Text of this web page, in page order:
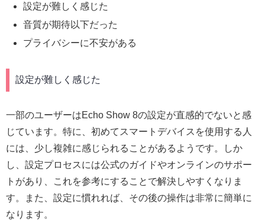
設定が難しく感じた
音質が期待以下だった
プライバシーに不安がある
設定が難しく感じた
一部のユーザーはEcho Show 8の設定が直感的でないと感
じています。特に、初めてスマートデバイスを使用する人
には、少し複雑に感じられることがあるようです。しか
し、設定プロセスには公式のガイドやオンラインのサポー
トがあり、これを参考にすることで解決しやすくなりま
す。また、設定に慣れれば、その後の操作は非常に簡単に
なります。